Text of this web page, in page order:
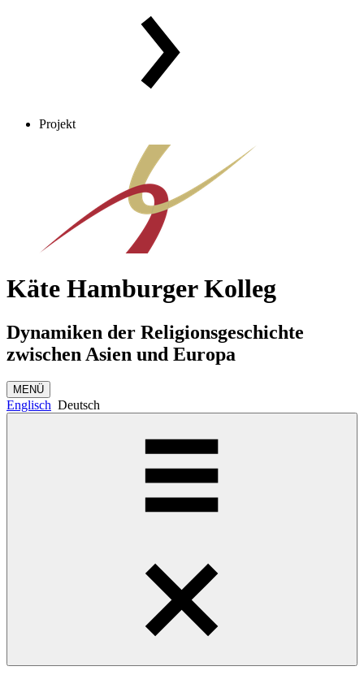
Projekt
Käte Hamburger Kolleg
Dynamiken der Religionsgeschichte
zwischen Asien und Europa
MENÜ
Englisch Deutsch